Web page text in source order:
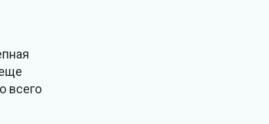
всего